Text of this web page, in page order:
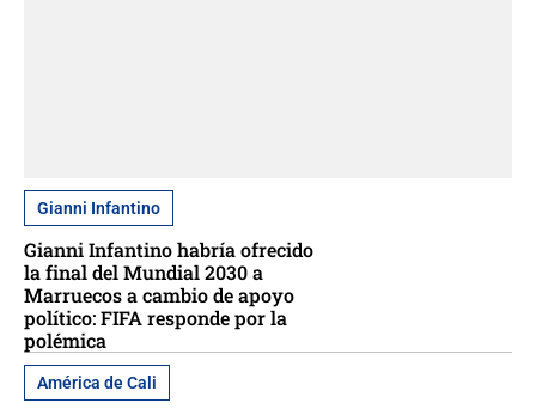
Gianni Infantino
Gianni Infantino habría ofrecido
la final del Mundial 2030 a
Marruecos a cambio de apoyo
político: FIFA responde por la
polémica
América de Cali